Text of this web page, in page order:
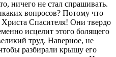
ничего не стал спрашивать.
вопросов? Потому что
Спасителя! Они твердо
исцелит этого болящего
труд. Наверное, не
разбирали крышу его